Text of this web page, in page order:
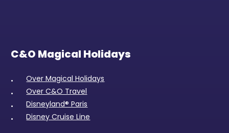
C&O Magical Holidays
Over Magical Holidays
Over C&O Travel
Disneyland® Paris
Disney Cruise Line